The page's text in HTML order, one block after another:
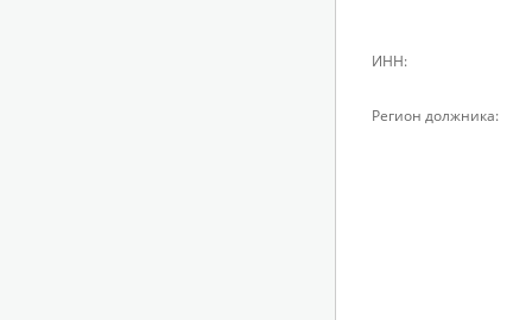
ИНН:
Регион должника: